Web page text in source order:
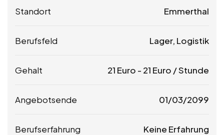
Standort Emmerthal
Berufsfeld Lager, Logistik
Gehalt 21 Euro - 21 Euro / Stunde
Angebotsende 01/03/2099
Berufserfahrung Keine Erfahrung